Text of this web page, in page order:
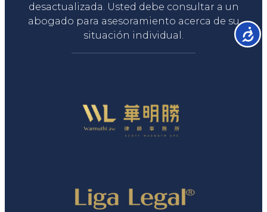
desactualizada. Usted debe consultar a un
abogado para asesoramiento acerca de su
situación individual.